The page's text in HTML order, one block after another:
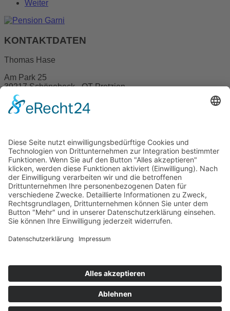
Weiter
KONTAKTDATEN
Thomas Hase
Am Park 25
39217 Schönebeck - OT Pretzien
039200 - 53705
039200 - 40044
BUCHUNGSANFRAGE
Für Ihre Anfragen erreichen Sie uns problemlos telefonisch
oder nutzen Sie gleich das Formular zur Buchungsanfrage
und teilen Sie uns Ihre Wünsche mit
Alle Zimmer ausgestattet mit:
Dusche
WC
TV
Datenschutz